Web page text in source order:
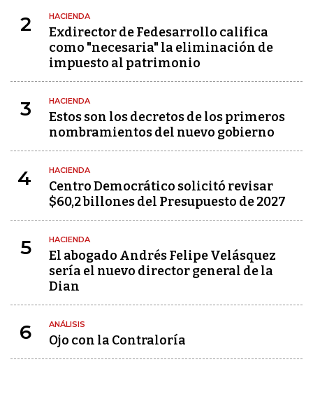
2 HACIENDA
Exdirector de Fedesarrollo califica
como "necesaria" la eliminación de
impuesto al patrimonio
3 HACIENDA
Estos son los decretos de los primeros
nombramientos del nuevo gobierno
4 HACIENDA
Centro Democrático solicitó revisar
$60,2 billones del Presupuesto de 2027
5 HACIENDA
El abogado Andrés Felipe Velásquez
sería el nuevo director general de la
Dian
6 ANÁLISIS
Ojo con la Contraloría